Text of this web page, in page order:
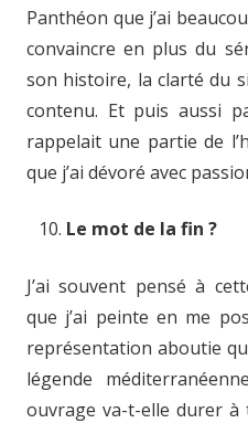
Panthéon que j’ai
convaincre en plus du
son histoire, la clarté du
contenu. Et puis aussi
rappelait une partie de
que j’ai dévoré avec
Le mot de la fin ?
J’ai souvent pensé à
que j’ai peinte en me
représentation aboutie
légende
ouvrage va-t-elle durer à